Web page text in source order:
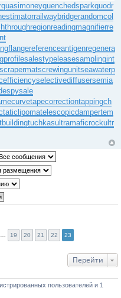
quasimoneyquenchedsparkquodr
railwaybridgerandomcol
readingmagnifierre
referenceantigenregenera
salestypeleasesamplingint
scrapermatscrewingunitseawaterp
selectivediffusersemia
spysale
tapecorrectiontappingch
telescopicdampertem
tuchkasultramaficrockultr
19 20 21 22 23
Перейти
пользователей и 1